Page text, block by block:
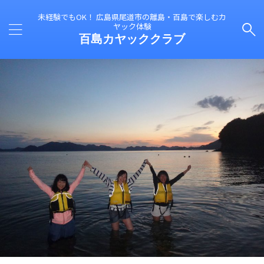
未経験でもOK！ 広島県尾道市の離島・百島で楽しむカ
ヤック体験
百島カヤッククラブ